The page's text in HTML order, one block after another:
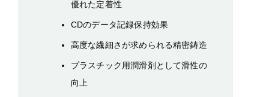
優れた定着性
CDのデータ記録保持効果
高度な繊細さが求められる精密鋳造
プラスチック用潤滑剤として滑性の
向上